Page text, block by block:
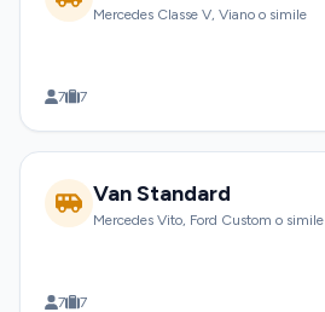
Mercedes Classe V, Viano o simile
7 7
Van Standard
Mercedes Vito, Ford Custom o simile
7 7